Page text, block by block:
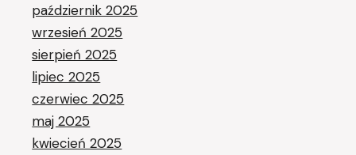
październik 2025
wrzesień 2025
sierpień 2025
lipiec 2025
czerwiec 2025
maj 2025
kwiecień 2025